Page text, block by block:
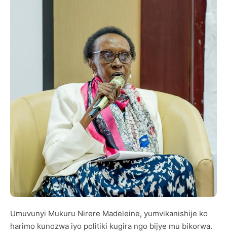
Umuvunyi Mukuru Nirere Madeleine, yumvikanishije ko
harimo kunozwa iyo politiki kugira ngo bijye mu bikorwa.